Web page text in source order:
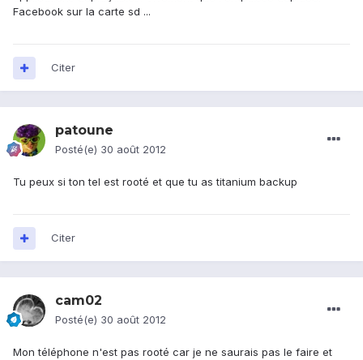
Facebook sur la carte sd ...
Citer
patoune
Posté(e) 30 août 2012
Tu peux si ton tel est rooté et que tu as titanium backup
Citer
cam02
Posté(e) 30 août 2012
Mon téléphone n'est pas rooté car je ne saurais pas le faire et